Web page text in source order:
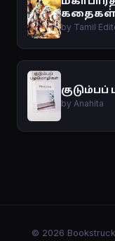
கதைகள்
by Tamil
by Anahita
© 2026